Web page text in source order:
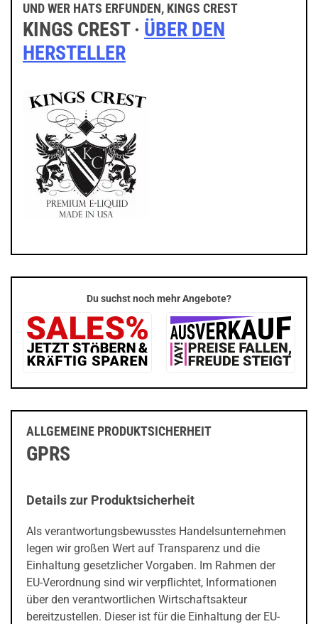
UND WER HATS ERFUNDEN, KINGS CREST
KINGS CREST · ÜBER DEN
HERSTELLER
Du suchst noch mehr Angebote?
ALLGEMEINE PRODUKTSICHERHEIT
GPRS
Details zur Produktsicherheit
Als verantwortungsbewusstes Handelsunternehmen
legen wir großen Wert auf Transparenz und die
Einhaltung gesetzlicher Vorgaben. Im Rahmen der
EU-Verordnung sind wir verpflichtet, Informationen
über den verantwortlichen Wirtschaftsakteur
bereitzustellen. Dieser ist für die Einhaltung der EU-